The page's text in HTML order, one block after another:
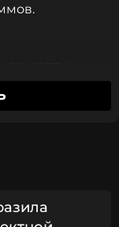
и
в
Пегова